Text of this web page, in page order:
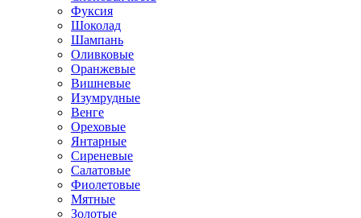
Фуксия
Шоколад
Шампань
Оливковые
Оранжевые
Вишневые
Изумрудные
Венге
Ореховые
Янтарные
Сиреневые
Салатовые
Фиолетовые
Мятные
Золотые